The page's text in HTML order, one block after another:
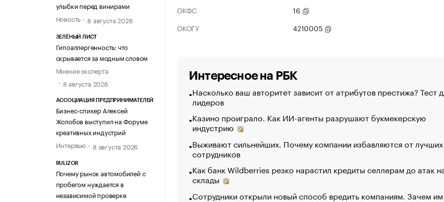
улыбки перед винирами
Новость
8 августа 2026
ЗЕЛЁНЫЙ ЛИСТ
Гипоаллергенность: что
скрывается за модным словом
Мнение эксперта
8 августа 2026
АССОЦИАЦИЯ ПРЕДПРИНИМАТЕЛЕЙ
Бизнес-спикер Алексей
Жолобов выступил на Форуме
креативных индустрий
Интервью
8 августа 2026
RULIZOR
Почему рынок автомобилей с
пробегом нуждается в
независимой проверке
ОКФС
16
ОКОГУ
4210005
Интересное на РБК
Насколько ваш авторитет зависит от атрибутов престижа? Тест
лидеров
Казино проиграло. Как ИИ-агенты разрушают букмекерскую
индустрию
Выживают сильнейших. Почему компании избавляются от лучших
сотрудников
Как банк Wildberries резко нарастил кредиты селлерам до атак
склады
Сотрудники открыли новый способ вредить компаниям. Зачем